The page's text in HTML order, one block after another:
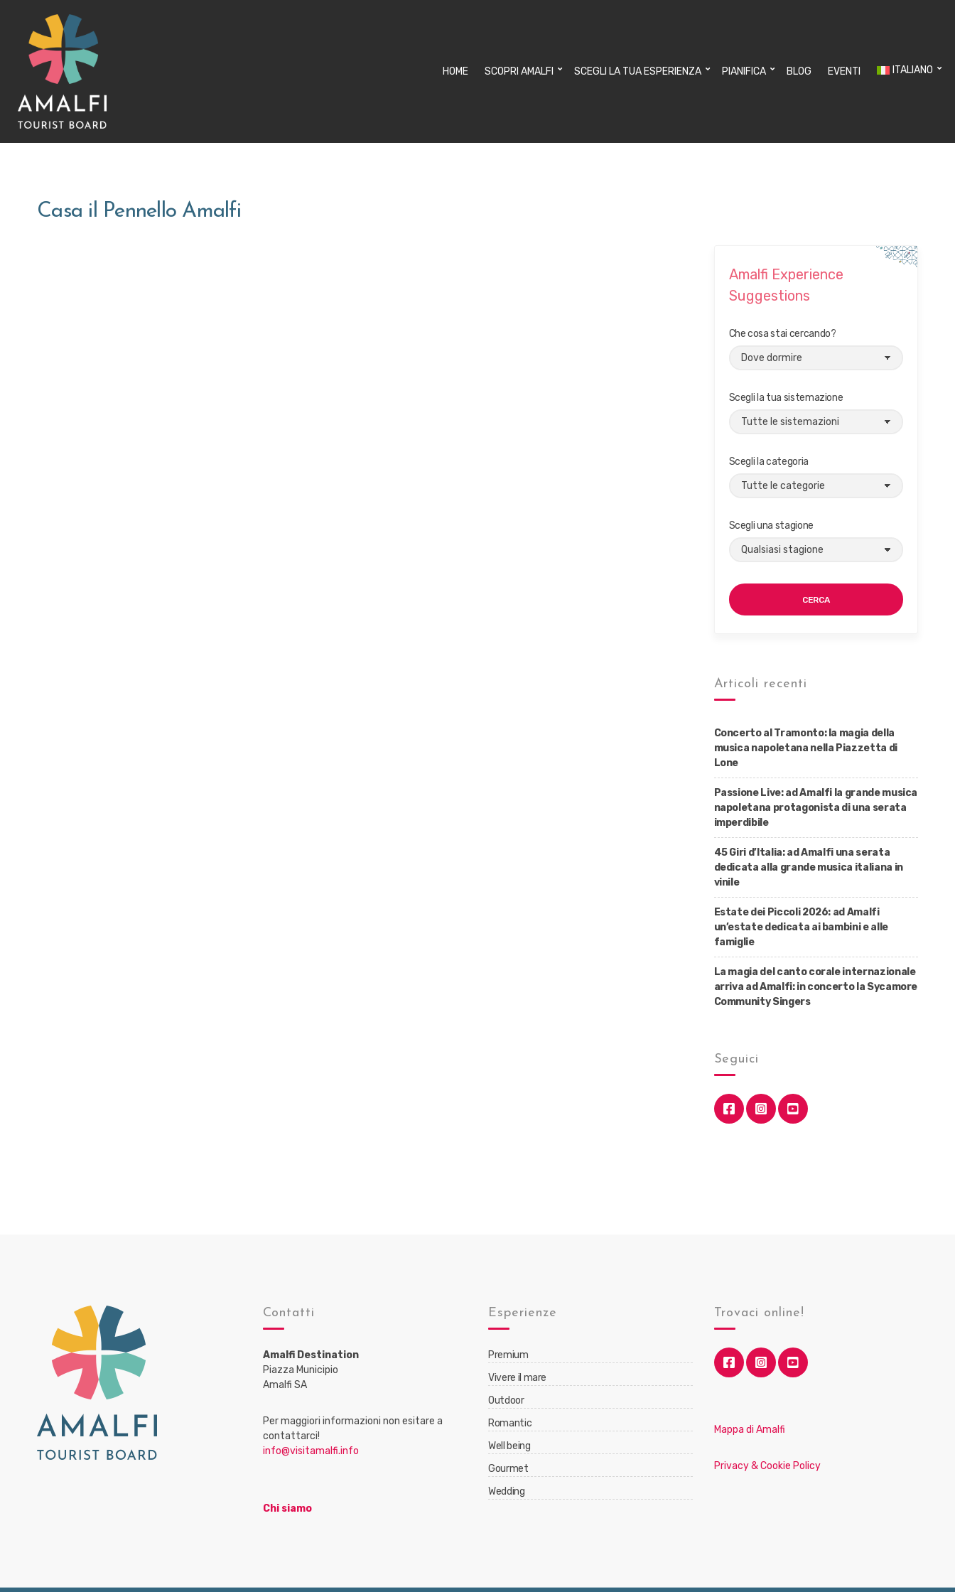
HOME SCOPRI AMALFI SCEGLI LA TUA ESPERIENZA PIANIFICA BLOG EVENTI ITALIANO
Casa il Pennello Amalfi
Amalfi Experience
Suggestions
Che cosa stai cercando?
Scegli la tua sistemazione
Scegli la categoria
Scegli una stagione
CERCA
Articoli recenti
Concerto al Tramonto: la magia della
musica napoletana nella Piazzetta di
Lone
Passione Live: ad Amalfi la grande musica
napoletana protagonista di una serata
imperdibile
45 Giri d’Italia: ad Amalfi una serata
dedicata alla grande musica italiana in
vinile
Estate dei Piccoli 2026: ad Amalfi
un’estate dedicata ai bambini e alle
famiglie
La magia del canto corale internazionale
arriva ad Amalfi: in concerto la Sycamore
Community Singers
Seguici
Contatti
Amalfi Destination
Piazza Municipio
Amalfi SA
Per maggiori informazioni non esitare a
contattarci!
info@visitamalfi.info
Chi siamo
Esperienze
Premium
Vivere il mare
Outdoor
Romantic
Well being
Gourmet
Wedding
Trovaci online!
Mappa di Amalfi
Privacy & Cookie Policy